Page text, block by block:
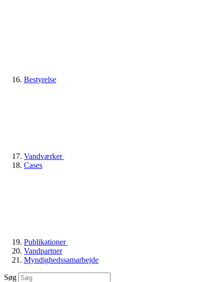
Bestyrelse
Vandværker
Cases
Publikationer
Vandpartner
Myndighedssamarbejde
Søg